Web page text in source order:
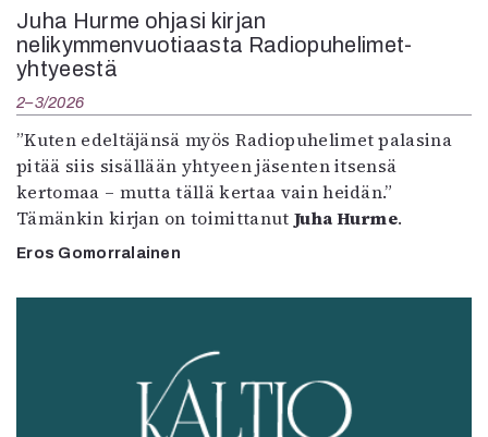
Juha Hurme ohjasi kirjan
nelikymmenvuotiaasta Radiopuhelimet-
yhtyeestä
2–3/2026
”Kuten edeltäjänsä myös Radiopuhelimet palasina
pitää siis sisällään yhtyeen jäsenten itsensä
kertomaa – mutta tällä kertaa vain heidän.”
Tämänkin kirjan on toimittanut Juha Hurme.
Eros Gomorralainen